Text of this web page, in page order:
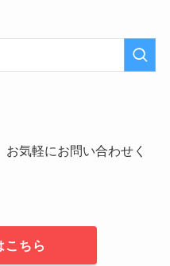
気軽にお問い合わせく
こちら